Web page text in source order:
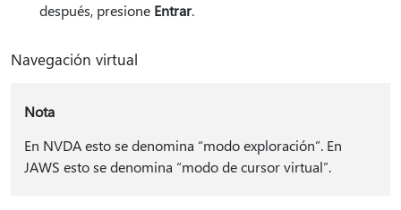
después, presione Entrar.
Navegación virtual
Nota
En NVDA esto se denomina “modo exploración”. En
JAWS esto se denomina “modo de cursor virtual”.